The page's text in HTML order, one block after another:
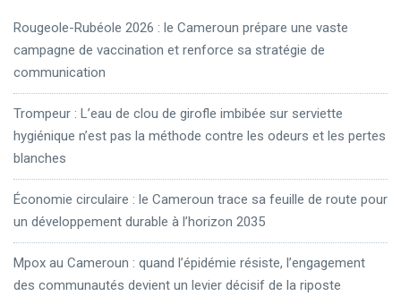
Rougeole-Rubéole 2026 : le Cameroun prépare une vaste
campagne de vaccination et renforce sa stratégie de
communication
Trompeur : L’eau de clou de girofle imbibée sur serviette
hygiénique n’est pas la méthode contre les odeurs et les pertes
blanches
Économie circulaire : le Cameroun trace sa feuille de route pour
un développement durable à l’horizon 2035
Mpox au Cameroun : quand l’épidémie résiste, l’engagement
des communautés devient un levier décisif de la riposte